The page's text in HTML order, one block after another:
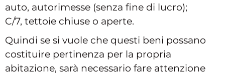
auto, autorimesse (senza fine di lucro);
C/7, tettoie chiuse o aperte.
Quindi se si vuole che questi beni possano
costituire pertinenza per la propria
abitazione, sarà necessario fare attenzione